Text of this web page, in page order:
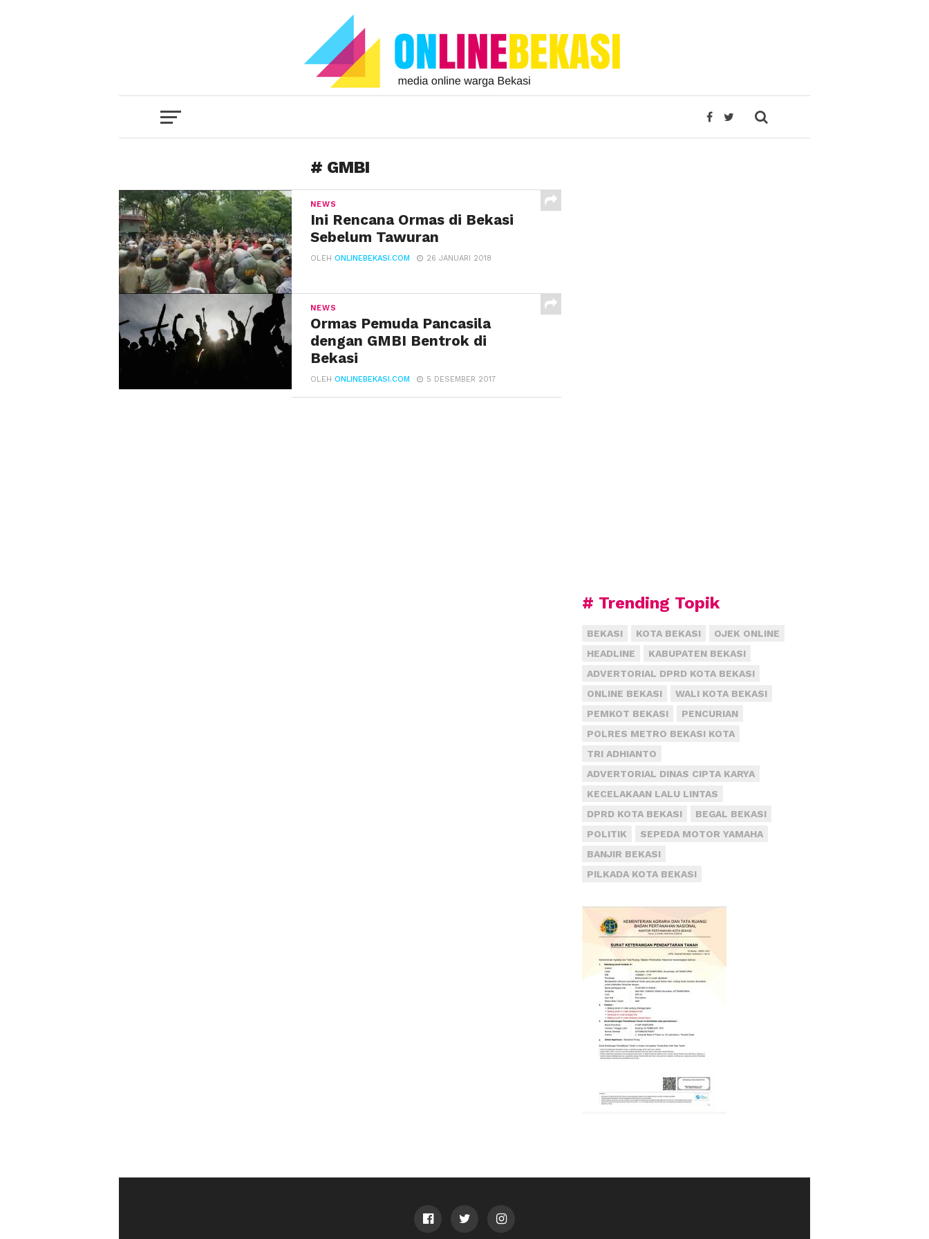
# GMBI
NEWS
Ini Rencana Ormas di Bekasi
Sebelum Tawuran
OLEHONLINEBEKASI.COM 26 JANUARI 2018
NEWS
Ormas Pemuda Pancasila
dengan GMBI Bentrok di
Bekasi
OLEHONLINEBEKASI.COM 5 DESEMBER 2017
# Trending Topik
BEKASI KOTA BEKASI
OJEK ONLINE
HEADLINE
KABUPATEN BEKASI
ADVERTORIAL DPRD KOTA BEKASI
ONLINE BEKASI
WALI KOTA BEKASI
PEMKOT BEKASI
PENCURIAN
POLRES METRO BEKASI KOTA
TRI ADHIANTO
ADVERTORIAL DINAS CIPTA KARYA
KECELAKAAN LALU LINTAS
DPRD KOTA BEKASI
BEGAL BEKASI
POLITIK
SEPEDA MOTOR YAMAHA
BANJIR BEKASI
PILKADA KOTA BEKASI